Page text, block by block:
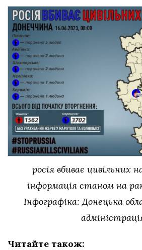
росія вбиває цивільних
інформація станом на
Інфографіка: Донецька
Читайте також: